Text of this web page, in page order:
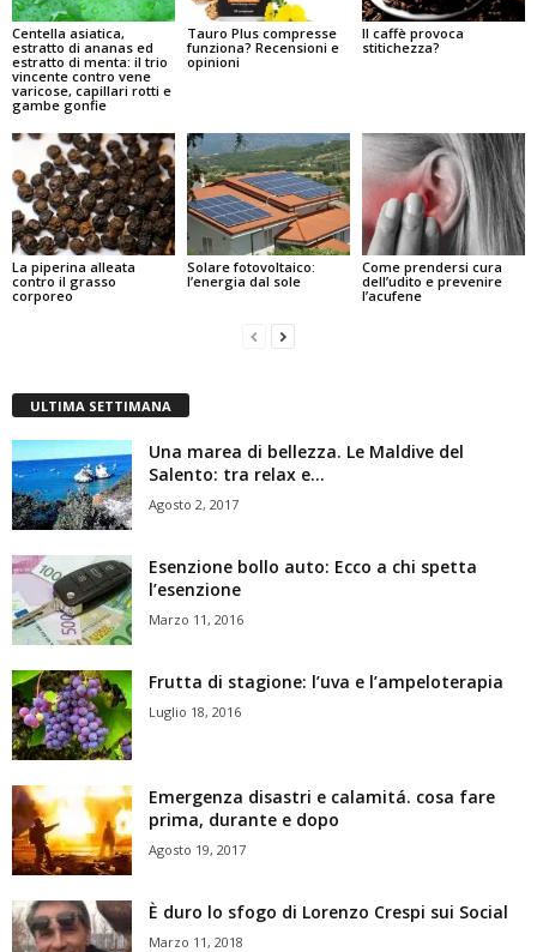
Centella asiatica,
estratto di ananas ed
estratto di menta: il trio
vincente contro vene
varicose, capillari rotti e
gambe gonfie
Tauro Plus compresse
funziona? Recensioni e
opinioni
Il caffè provoca
stitichezza?
La piperina alleata
contro il grasso
corporeo
Solare fotovoltaico:
l’energia dal sole
Come prendersi cura
dell’udito e prevenire
l’acufene
ULTIMA SETTIMANA
Una marea di bellezza. Le Maldive del
Salento: tra relax e...
Agosto 2, 2017
Esenzione bollo auto: Ecco a chi spetta
l’esenzione
Marzo 11, 2016
Frutta di stagione: l’uva e l’ampeloterapia
Luglio 18, 2016
Emergenza disastri e calamitá. cosa fare
prima, durante e dopo
Agosto 19, 2017
È duro lo sfogo di Lorenzo Crespi sui Social
Marzo 11, 2018